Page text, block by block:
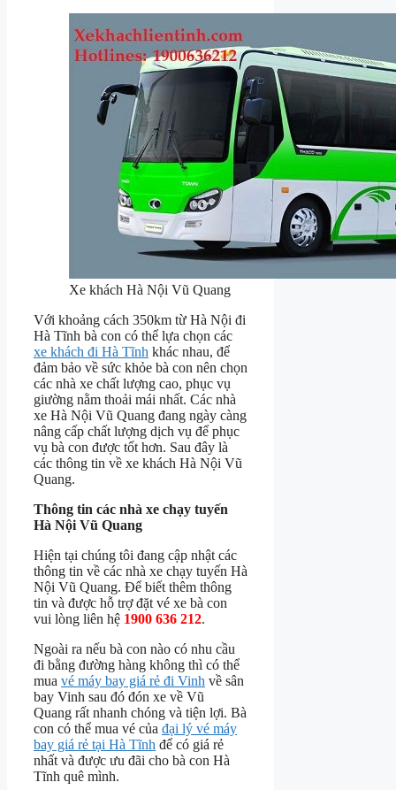
Xe khách Hà Nội Vũ Quang
Với khoảng cách 350km từ Hà Nội đi
Hà Tĩnh bà con có thể lựa chọn các
xe khách đi Hà Tĩnh khác nhau, để
đảm bảo về sức khỏe bà con nên chọn
các nhà xe chất lượng cao, phục vụ
giường nằm thoải mái nhất. Các nhà
xe Hà Nội Vũ Quang đang ngày càng
nâng cấp chất lượng dịch vụ để phục
vụ bà con được tốt hơn. Sau đây là
các thông tin về xe khách Hà Nội Vũ
Quang.
Thông tin các nhà xe chạy tuyến
Hà Nội Vũ Quang
Hiện tại chúng tôi đang cập nhật các
thông tin về các nhà xe chạy tuyến Hà
Nội Vũ Quang. Để biết thêm thông
tin và được hỗ trợ đặt vé xe bà con
vui lòng liên hệ 1900 636 212.
Ngoài ra nếu bà con nào có nhu cầu
đi bằng đường hàng không thì có thể
mua vé máy bay giá rẻ đi Vinh về sân
bay Vinh sau đó đón xe về Vũ
Quang rất nhanh chóng và tiện lợi. Bà
con có thể mua vé của đại lý vé máy
bay giá rẻ tại Hà Tĩnh để có giá rẻ
nhất và được ưu đãi cho bà con Hà
Tĩnh quê mình.